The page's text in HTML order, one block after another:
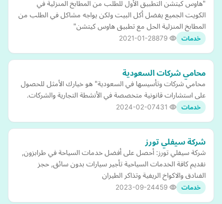
"هاوس كيتشن التطبيق الأول للطلب من المطابخ المنزلية في
الكويت الجميع يفضل أكل البيت ولكن يواجه مشاكل في الطلب من
المطابخ المنزلية الحل مع تطبيق هاوس كيتشن"
خدمات 2021-01-28
محامي شركات السعودية
محامي شركات وتأسيسها في السعودية" هو خيارك الأمثل للحصول
على استشارات قانونية متخصصة في الأنشطة التجارية والشركات.
خدمات 2024-02-07
شركة سيفلي تورز
شركة سيفلي تورز: أحصل على أفضل خدمات السياحة في طرابزون,
نقديم كافة الخدمات السياحية تأجير سيارات بدون سائق, حجز
الفنادق والاكواخ الريفية وتذاكر الطيران
خدمات 2023-09-24